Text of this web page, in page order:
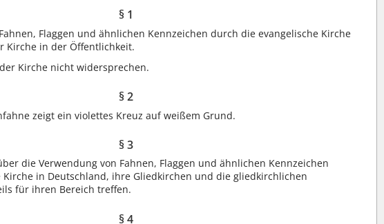
§ 1
Flaggen und ähnlichen Kennzeichen durch die evangelische Kirche
Kirche in der Öffentlichkeit.
Kirche nicht widersprechen.
§ 2
zeigt ein violettes Kreuz auf weißem Grund.
§ 3
die Verwendung von Fahnen, Flaggen und ähnlichen Kennzeichen
Kirche in Deutschland, ihre Gliedkirchen und die gliedkirchlichen
für ihren Bereich treffen.
§ 4